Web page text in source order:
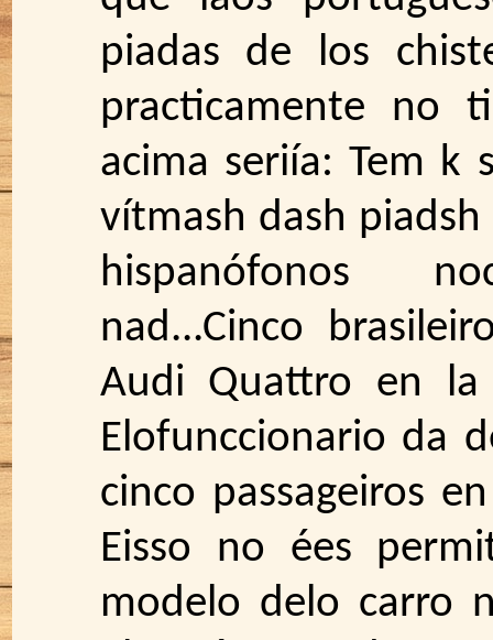
piadas de los
practicamente no
acima seriía: Tem k
vítmash dash
hispanófonos
nad...Cinco
Audi Quattro en la
Elofunccionario da
cinco passageiros
Eisso no ées
modelo delo carro